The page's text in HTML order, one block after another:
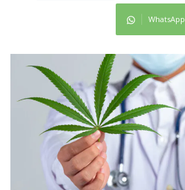
WhatsApp